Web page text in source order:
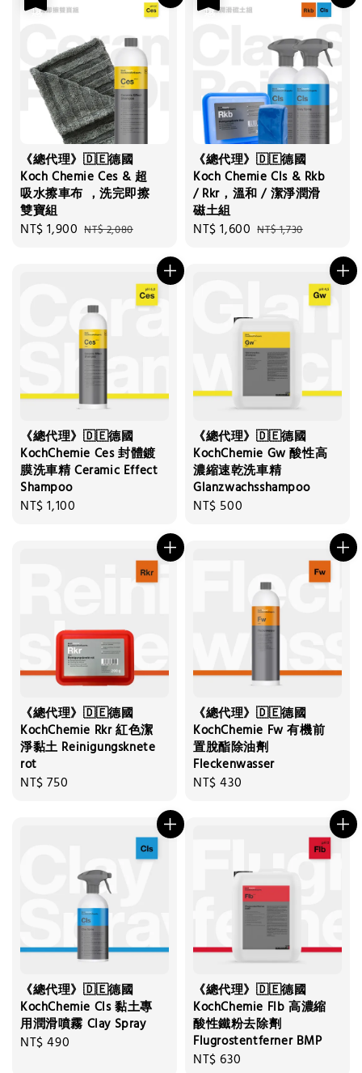
《總代理》🇩🇪德國
Koch Chemie Ces & 超
吸水擦車布 ，洗完即擦
雙寶組
Sale
NT$ 1,900 Regular
NT$ 2,080
《總代理》🇩🇪德國
Koch Chemie Cls & Rkb
/ Rkr，溫和 / 潔淨潤滑
磁土組
Sale
NT$ 1,600 Regular
NT$ 1,730
《總代理》🇩🇪德國
KochChemie Ces 封體鍍
膜洗車精 Ceramic Effect
Shampoo
Regular
NT$ 1,100
《總代理》🇩🇪德國
KochChemie Gw 酸性高
濃縮速乾洗車精
Glanzwachsshampoo
Regular
NT$ 500
《總代理》🇩🇪德國
KochChemie Rkr 紅色潔
淨黏土 Reinigungsknete
rot
Regular
NT$ 750
《總代理》🇩🇪德國
KochChemie Fw 有機前
置脫酯除油劑
Fleckenwasser
Regular
NT$ 430
《總代理》🇩🇪德國
KochChemie Cls 黏土專
用潤滑噴霧 Clay Spray
Regular
NT$ 490
《總代理》🇩🇪德國
KochChemie Flb 高濃縮
酸性鐵粉去除劑
Flugrostentferner BMP
Regular
NT$ 630